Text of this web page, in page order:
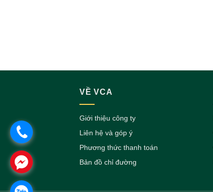
VỀ VCA
Giới thiệu công ty
Liên hệ và góp ý
Phương thức thanh toán
Bản đồ chỉ đường
.
.